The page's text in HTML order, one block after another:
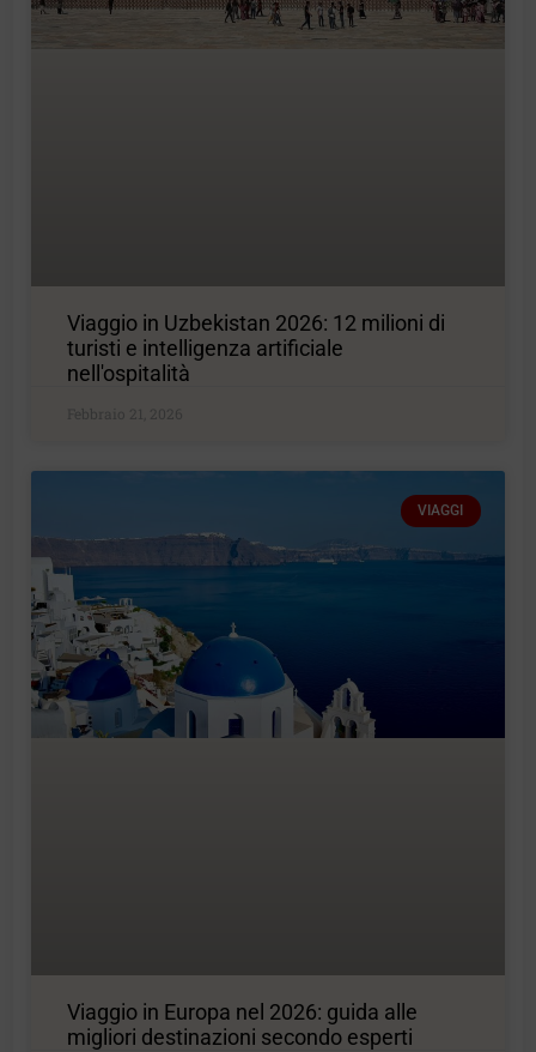
Viaggio in Uzbekistan 2026: 12 milioni di
turisti e intelligenza artificiale
nell'ospitalità
Febbraio 21, 2026
VIAGGI
Viaggio in Europa nel 2026: guida alle
migliori destinazioni secondo esperti